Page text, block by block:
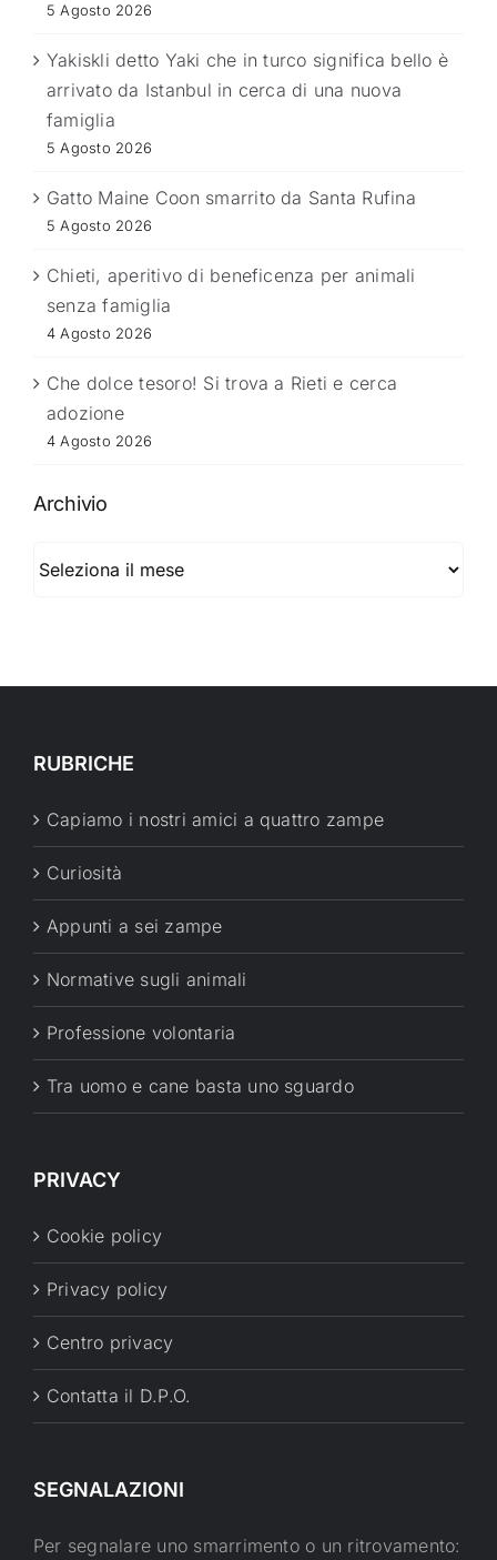
5 Agosto 2026
Yakiskli detto Yaki che in turco significa bello è
arrivato da Istanbul in cerca di una nuova
famiglia
5 Agosto 2026
Gatto Maine Coon smarrito da Santa Rufina
5 Agosto 2026
Chieti, aperitivo di beneficenza per animali
senza famiglia
4 Agosto 2026
Che dolce tesoro! Si trova a Rieti e cerca
adozione
4 Agosto 2026
Archivio
RUBRICHE
Capiamo i nostri amici a quattro zampe
Curiosità
Appunti a sei zampe
Normative sugli animali
Professione volontaria
Tra uomo e cane basta uno sguardo
PRIVACY
Cookie policy
Privacy policy
Centro privacy
Contatta il D.P.O.
SEGNALAZIONI
Per segnalare uno smarrimento o un ritrovamento: